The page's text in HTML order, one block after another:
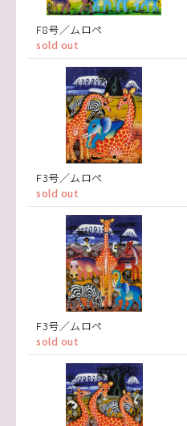
F8号／ムロペ
sold out
F3号／ムロペ
sold out
F3号／ムロペ
sold out